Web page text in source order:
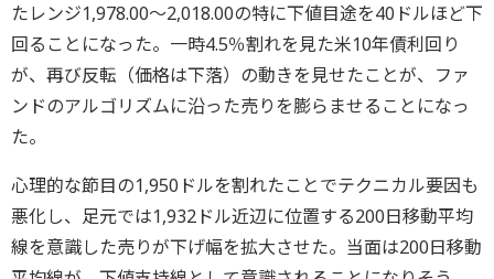
たレンジ1,978.00～2,018.00の特に下値目途を40ドルほど下
回ることになった。一時4.5％割れを見た米10年債利回り
が、再び反転（価格は下落）の動きを見せたことが、ファ
ンドのアルゴリズムに沿った売りを膨らませることになっ
た。
心理的な節目の1,950ドルを割れたことでテクニカル要因も
悪化し、足元では1,932ドル近辺に位置する200日移動平均
線を意識した売りが下げ幅を拡大させた。当面は200日移動